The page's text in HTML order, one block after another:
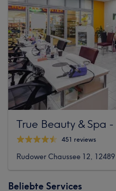
True Beauty & Spa
451 reviews
Rudower Chaussee 12,
Beliebte Services